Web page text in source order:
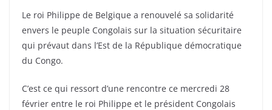
Le roi Philippe de Belgique a renouvelé sa solidarité
envers le peuple Congolais sur la situation sécuritaire
qui prévaut dans l’Est de la République démocratique
du Congo.
C’est ce qui ressort d’une rencontre ce mercredi 28
février entre le roi Philippe et le président Congolais